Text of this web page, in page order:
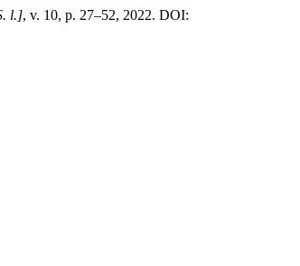
l.], v. 10, p. 27–52, 2022. DOI: